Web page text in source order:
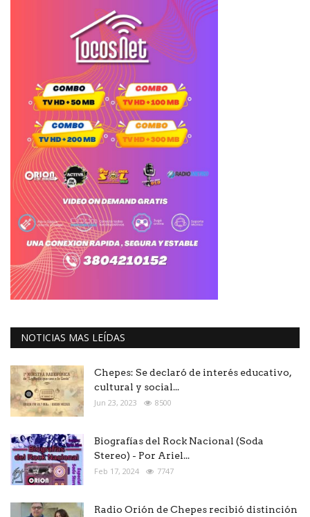
NOTICIAS MAS LEÍDAS
Chepes: Se declaró de interés educativo,
cultural y social...
Jun 23, 2023 8500
Biografías del Rock Nacional (Soda
Stereo) - Por Ariel...
Feb 17, 2024 7747
Radio Orión de Chepes recibió distinción